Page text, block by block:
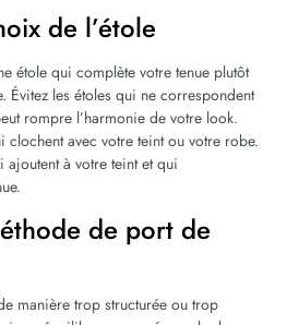
de l’étole
étole qui complète votre tenue plutôt
les étoles qui ne correspondent
rompre l’harmonie de votre look.
clochent avec votre teint ou votre robe.
à votre teint et qui
de port de
manière trop structurée ou trop